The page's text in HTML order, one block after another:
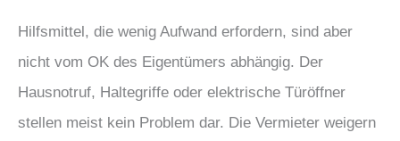
Hilfsmittel, die wenig Aufwand erfordern, sind aber
nicht vom OK des Eigentümers abhängig. Der
Hausnotruf, Haltegriffe oder elektrische Türöffner
stellen meist kein Problem dar. Die Vermieter weigern